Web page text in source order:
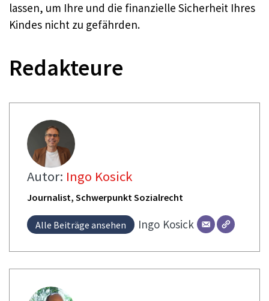
lassen, um Ihre und die finanzielle Sicherheit Ihres
Kindes nicht zu gefährden.
Redakteure
Autor: Ingo Kosick
Journalist, Schwerpunkt Sozialrecht
Alle Beiträge ansehen Ingo Kosick